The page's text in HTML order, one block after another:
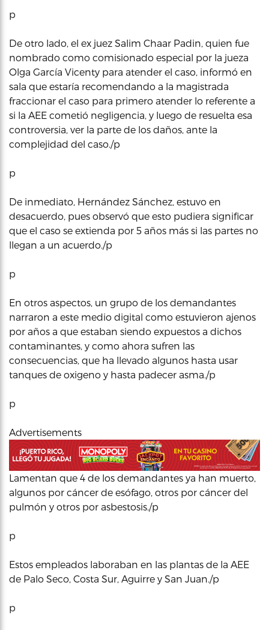
p
De otro lado, el ex juez Salim Chaar Padin, quien fue
nombrado como comisionado especial por la jueza
Olga García Vicenty para atender el caso, informó en
sala que estaría recomendando a la magistrada
fraccionar el caso para primero atender lo referente a
si la AEE cometió negligencia, y luego de resuelta esa
controversia, ver la parte de los daños, ante la
complejidad del caso./p
p
De inmediato, Hernández Sánchez, estuvo en
desacuerdo, pues observó que esto pudiera significar
que el caso se extienda por 5 años más si las partes no
llegan a un acuerdo./p
p
En otros aspectos, un grupo de los demandantes
narraron a este medio digital como estuvieron ajenos
por años a que estaban siendo expuestos a dichos
contaminantes, y como ahora sufren las
consecuencias, que ha llevado algunos hasta usar
tanques de oxigeno y hasta padecer asma./p
p
Advertisements
Lamentan que 4 de los demandantes ya han muerto,
algunos por cáncer de esófago, otros por cáncer del
pulmón y otros por asbestosis./p
p
Estos empleados laboraban en las plantas de la AEE
de Palo Seco, Costa Sur, Aguirre y San Juan./p
p